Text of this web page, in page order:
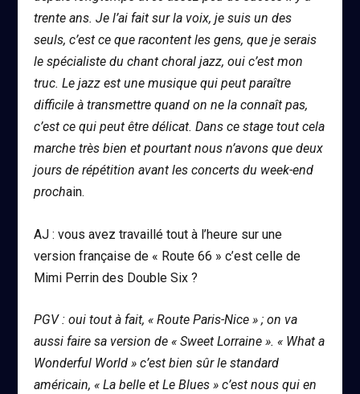
trente ans. Je l’ai fait sur la voix, je suis un des
seuls, c’est ce que racontent les gens, que je serais
le spécialiste du chant choral jazz, oui c’est mon
truc. Le jazz est une musique qui peut paraître
difficile à transmettre quand on ne la connaît pas,
c’est ce qui peut être délicat. Dans ce stage tout cela
marche très bien et pourtant nous n’avons que deux
jours de répétition avant les concerts du week-end
prochain.
AJ : vous avez travaillé tout à l’heure sur une
version française de « Route 66 » c’est celle de
Mimi Perrin des Double Six ?
PGV : oui tout à fait, « Route Paris-Nice » ; on va
aussi faire sa version de « Sweet Lorraine ». « What a
Wonderful World » c’est bien sûr le standard
américain, « La belle et Le Blues » c’est nous qui en